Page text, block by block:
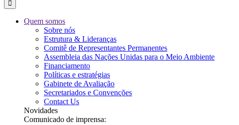
Quem somos
Sobre nós
Estrutura & Lideranças
Comitê de Representantes Permanentes
Assembleia das Nações Unidas para o Meio Ambiente
Financiamento
Políticas e estratégias
Gabinete de Avaliação
Secretariados e Convenções
Contact Us
Novidades
Comunicado de imprensa: